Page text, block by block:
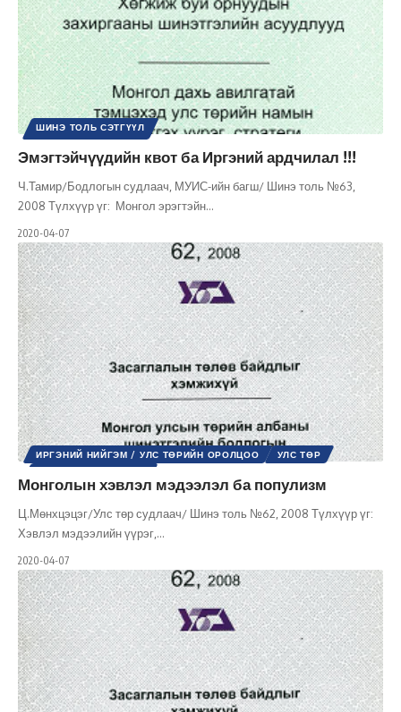
ШИНЭ ТОЛЬ СЭТГҮҮЛ
Эмэгтэйчүүдийн квот ба Иргэний ардчилал !!!
Ч.Тамир/Бодлогын судлаач, МУИС-ийн багш/ Шинэ толь №63,
2008 Түлхүүр үг: Монгол эрэгтэйн…
2020-04-07
ИРГЭНИЙ НИЙГЭМ / УЛС ТӨРИЙН ОРОЛЦОО
УЛС ТӨР
Монголын хэвлэл мэдээлэл ба популизм
Ц.Мөнхцэцэг/Улс төр судлаач/ Шинэ толь №62, 2008 Түлхүүр үг:
Хэвлэл мэдээлийн үүрэг, …
2020-04-07